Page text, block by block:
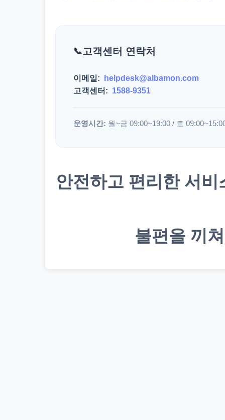
고객센터 연락처
이메일:
helpdesk@albamon.com
고객센터: 1588-9351
운영시간: 월~금 09:00~19:00 / 토
안전하고 편리한 서
불편을 끼